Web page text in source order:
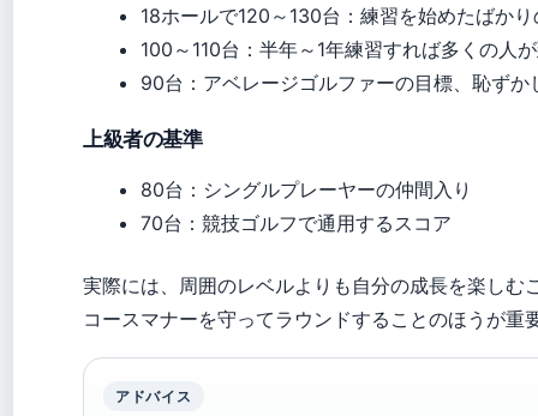
18ホールで120～130台：練習を始めたばか
100～110台：半年～1年練習すれば多くの人
90台：アベレージゴルファーの目標、恥ずか
上級者の基準
80台：シングルプレーヤーの仲間入り
70台：競技ゴルフで通用するスコア
実際には、周囲のレベルよりも自分の成長を楽しむ
コースマナーを守ってラウンドすることのほうが重
アドバイス